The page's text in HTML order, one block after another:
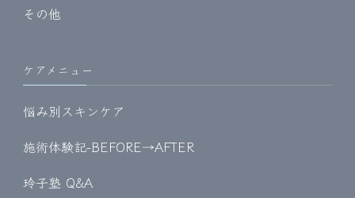
その他
ケアメニュー
悩み別スキンケア
施術体験記-BEFORE→AFTER
玲子塾 Q&A